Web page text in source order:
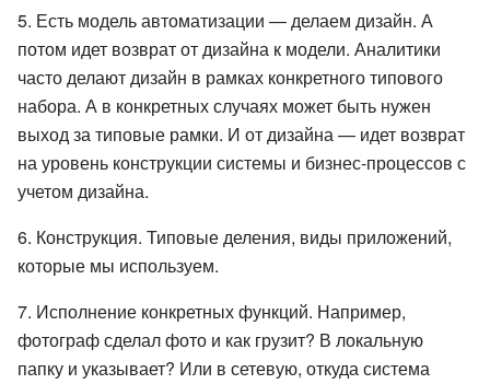
5. Есть модель автоматизации — делаем дизайн. А
потом идет возврат от дизайна к модели. Аналитики
часто делают дизайн в рамках конкретного типового
набора. А в конкретных случаях может быть нужен
выход за типовые рамки. И от дизайна — идет возврат
на уровень конструкции системы и бизнес-процессов с
учетом дизайна.
6. Конструкция. Типовые деления, виды приложений,
которые мы используем.
7. Исполнение конкретных функций. Например,
фотограф сделал фото и как грузит? В локальную
папку и указывает? Или в сетевую, откуда система